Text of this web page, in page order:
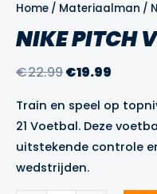
Home / Materiaalman /
NIKE PITCH
€22.99
was:
€22.99.
€19.99
is:
Train en speel op
21 Voetbal. Deze
uitstekende controle
wedstrijden.